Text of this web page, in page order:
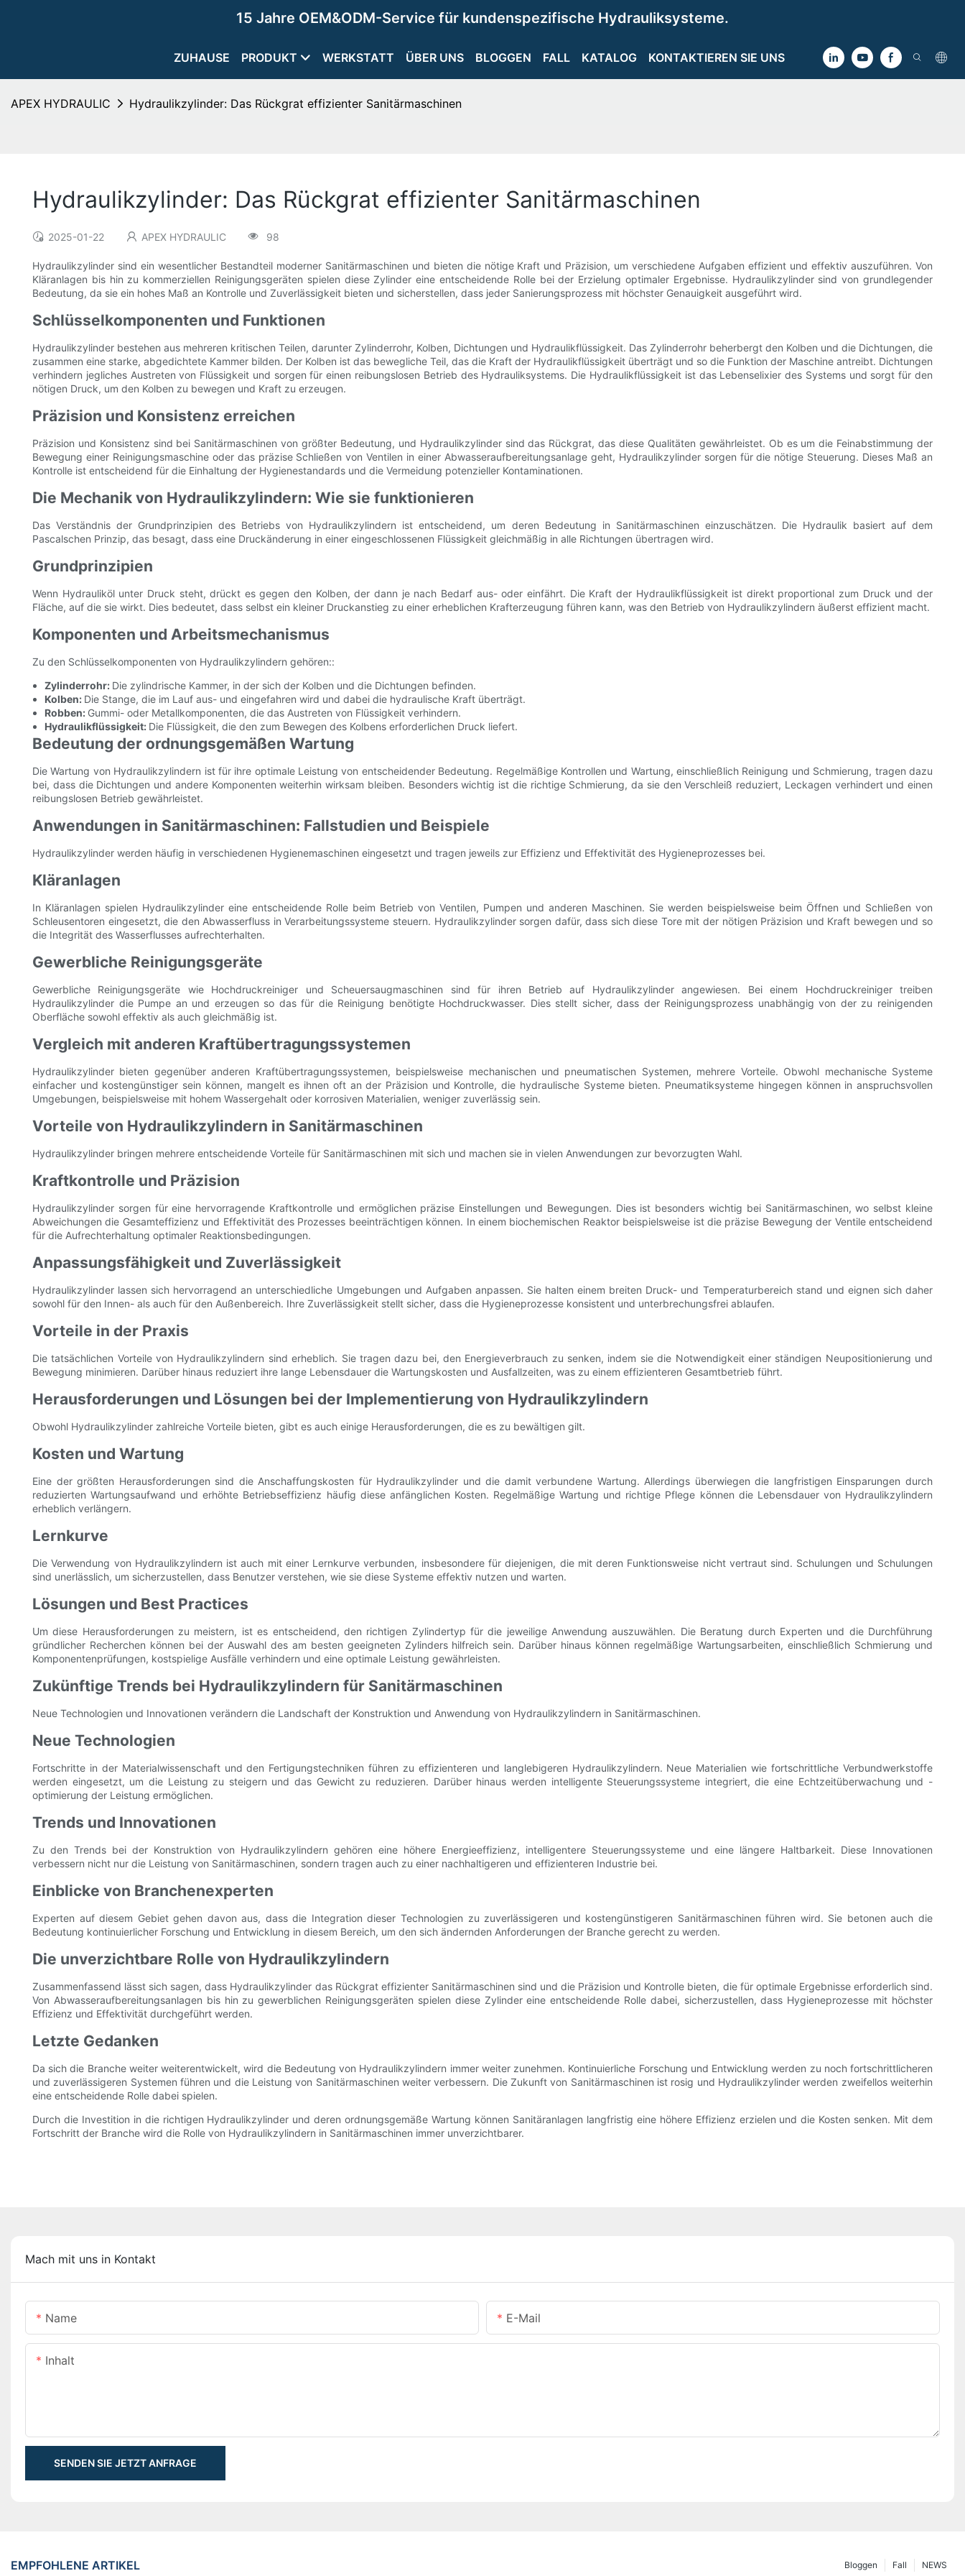
15 Jahre OEM&ODM-Service für kundenspezifische Hydrauliksysteme.
ZUHAUSE PRODUKT WERKSTATT ÜBER UNS BLOGGEN FALL KATALOG KONTAKTIEREN SIE UNS
APEX HYDRAULIC Hydraulikzylinder: Das Rückgrat effizienter Sanitärmaschinen
Hydraulikzylinder: Das Rückgrat effizienter Sanitärmaschinen
2025-01-22 APEX HYDRAULIC 98
Hydraulikzylinder sind ein wesentlicher Bestandteil moderner Sanitärmaschinen und bieten die nötige Kraft und Präzision, um verschiedene Aufgaben effizient und effektiv auszuführen. Von
Kläranlagen bis hin zu kommerziellen Reinigungsgeräten spielen diese Zylinder eine entscheidende Rolle bei der Erzielung optimaler Ergebnisse. Hydraulikzylinder sind von grundlegender
Bedeutung, da sie ein hohes Maß an Kontrolle und Zuverlässigkeit bieten und sicherstellen, dass jeder Sanierungsprozess mit höchster Genauigkeit ausgeführt wird.
Schlüsselkomponenten und Funktionen
Hydraulikzylinder bestehen aus mehreren kritischen Teilen, darunter Zylinderrohr, Kolben, Dichtungen und Hydraulikflüssigkeit. Das Zylinderrohr beherbergt den Kolben und die Dichtungen, die
zusammen eine starke, abgedichtete Kammer bilden. Der Kolben ist das bewegliche Teil, das die Kraft der Hydraulikflüssigkeit überträgt und so die Funktion der Maschine antreibt. Dichtungen
verhindern jegliches Austreten von Flüssigkeit und sorgen für einen reibungslosen Betrieb des Hydrauliksystems. Die Hydraulikflüssigkeit ist das Lebenselixier des Systems und sorgt für den
nötigen Druck, um den Kolben zu bewegen und Kraft zu erzeugen.
Präzision und Konsistenz erreichen
Präzision und Konsistenz sind bei Sanitärmaschinen von größter Bedeutung, und Hydraulikzylinder sind das Rückgrat, das diese Qualitäten gewährleistet. Ob es um die Feinabstimmung der
Bewegung einer Reinigungsmaschine oder das präzise Schließen von Ventilen in einer Abwasseraufbereitungsanlage geht, Hydraulikzylinder sorgen für die nötige Steuerung. Dieses Maß an
Kontrolle ist entscheidend für die Einhaltung der Hygienestandards und die Vermeidung potenzieller Kontaminationen.
Die Mechanik von Hydraulikzylindern: Wie sie funktionieren
Das Verständnis der Grundprinzipien des Betriebs von Hydraulikzylindern ist entscheidend, um deren Bedeutung in Sanitärmaschinen einzuschätzen. Die Hydraulik basiert auf dem
Pascalschen Prinzip, das besagt, dass eine Druckänderung in einer eingeschlossenen Flüssigkeit gleichmäßig in alle Richtungen übertragen wird.
Grundprinzipien
Wenn Hydrauliköl unter Druck steht, drückt es gegen den Kolben, der dann je nach Bedarf aus- oder einfährt. Die Kraft der Hydraulikflüssigkeit ist direkt proportional zum Druck und der
Fläche, auf die sie wirkt. Dies bedeutet, dass selbst ein kleiner Druckanstieg zu einer erheblichen Krafterzeugung führen kann, was den Betrieb von Hydraulikzylindern äußerst effizient macht.
Komponenten und Arbeitsmechanismus
Zu den Schlüsselkomponenten von Hydraulikzylindern gehören::
Zylinderrohr: Die zylindrische Kammer, in der sich der Kolben und die Dichtungen befinden.
Kolben: Die Stange, die im Lauf aus- und eingefahren wird und dabei die hydraulische Kraft überträgt.
Robben: Gummi- oder Metallkomponenten, die das Austreten von Flüssigkeit verhindern.
Hydraulikflüssigkeit: Die Flüssigkeit, die den zum Bewegen des Kolbens erforderlichen Druck liefert.
Bedeutung der ordnungsgemäßen Wartung
Die Wartung von Hydraulikzylindern ist für ihre optimale Leistung von entscheidender Bedeutung. Regelmäßige Kontrollen und Wartung, einschließlich Reinigung und Schmierung, tragen dazu
bei, dass die Dichtungen und andere Komponenten weiterhin wirksam bleiben. Besonders wichtig ist die richtige Schmierung, da sie den Verschleiß reduziert, Leckagen verhindert und einen
reibungslosen Betrieb gewährleistet.
Anwendungen in Sanitärmaschinen: Fallstudien und Beispiele
Hydraulikzylinder werden häufig in verschiedenen Hygienemaschinen eingesetzt und tragen jeweils zur Effizienz und Effektivität des Hygieneprozesses bei.
Kläranlagen
In Kläranlagen spielen Hydraulikzylinder eine entscheidende Rolle beim Betrieb von Ventilen, Pumpen und anderen Maschinen. Sie werden beispielsweise beim Öffnen und Schließen von
Schleusentoren eingesetzt, die den Abwasserfluss in Verarbeitungssysteme steuern. Hydraulikzylinder sorgen dafür, dass sich diese Tore mit der nötigen Präzision und Kraft bewegen und so
die Integrität des Wasserflusses aufrechterhalten.
Gewerbliche Reinigungsgeräte
Gewerbliche Reinigungsgeräte wie Hochdruckreiniger und Scheuersaugmaschinen sind für ihren Betrieb auf Hydraulikzylinder angewiesen. Bei einem Hochdruckreiniger treiben
Hydraulikzylinder die Pumpe an und erzeugen so das für die Reinigung benötigte Hochdruckwasser. Dies stellt sicher, dass der Reinigungsprozess unabhängig von der zu reinigenden
Oberfläche sowohl effektiv als auch gleichmäßig ist.
Vergleich mit anderen Kraftübertragungssystemen
Hydraulikzylinder bieten gegenüber anderen Kraftübertragungssystemen, beispielsweise mechanischen und pneumatischen Systemen, mehrere Vorteile. Obwohl mechanische Systeme
einfacher und kostengünstiger sein können, mangelt es ihnen oft an der Präzision und Kontrolle, die hydraulische Systeme bieten. Pneumatiksysteme hingegen können in anspruchsvollen
Umgebungen, beispielsweise mit hohem Wassergehalt oder korrosiven Materialien, weniger zuverlässig sein.
Vorteile von Hydraulikzylindern in Sanitärmaschinen
Hydraulikzylinder bringen mehrere entscheidende Vorteile für Sanitärmaschinen mit sich und machen sie in vielen Anwendungen zur bevorzugten Wahl.
Kraftkontrolle und Präzision
Hydraulikzylinder sorgen für eine hervorragende Kraftkontrolle und ermöglichen präzise Einstellungen und Bewegungen. Dies ist besonders wichtig bei Sanitärmaschinen, wo selbst kleine
Abweichungen die Gesamteffizienz und Effektivität des Prozesses beeinträchtigen können. In einem biochemischen Reaktor beispielsweise ist die präzise Bewegung der Ventile entscheidend
für die Aufrechterhaltung optimaler Reaktionsbedingungen.
Anpassungsfähigkeit und Zuverlässigkeit
Hydraulikzylinder lassen sich hervorragend an unterschiedliche Umgebungen und Aufgaben anpassen. Sie halten einem breiten Druck- und Temperaturbereich stand und eignen sich daher
sowohl für den Innen- als auch für den Außenbereich. Ihre Zuverlässigkeit stellt sicher, dass die Hygieneprozesse konsistent und unterbrechungsfrei ablaufen.
Vorteile in der Praxis
Die tatsächlichen Vorteile von Hydraulikzylindern sind erheblich. Sie tragen dazu bei, den Energieverbrauch zu senken, indem sie die Notwendigkeit einer ständigen Neupositionierung und
Bewegung minimieren. Darüber hinaus reduziert ihre lange Lebensdauer die Wartungskosten und Ausfallzeiten, was zu einem effizienteren Gesamtbetrieb führt.
Herausforderungen und Lösungen bei der Implementierung von Hydraulikzylindern
Obwohl Hydraulikzylinder zahlreiche Vorteile bieten, gibt es auch einige Herausforderungen, die es zu bewältigen gilt.
Kosten und Wartung
Eine der größten Herausforderungen sind die Anschaffungskosten für Hydraulikzylinder und die damit verbundene Wartung. Allerdings überwiegen die langfristigen Einsparungen durch
reduzierten Wartungsaufwand und erhöhte Betriebseffizienz häufig diese anfänglichen Kosten. Regelmäßige Wartung und richtige Pflege können die Lebensdauer von Hydraulikzylindern
erheblich verlängern.
Lernkurve
Die Verwendung von Hydraulikzylindern ist auch mit einer Lernkurve verbunden, insbesondere für diejenigen, die mit deren Funktionsweise nicht vertraut sind. Schulungen und Schulungen
sind unerlässlich, um sicherzustellen, dass Benutzer verstehen, wie sie diese Systeme effektiv nutzen und warten.
Lösungen und Best Practices
Um diese Herausforderungen zu meistern, ist es entscheidend, den richtigen Zylindertyp für die jeweilige Anwendung auszuwählen. Die Beratung durch Experten und die Durchführung
gründlicher Recherchen können bei der Auswahl des am besten geeigneten Zylinders hilfreich sein. Darüber hinaus können regelmäßige Wartungsarbeiten, einschließlich Schmierung und
Komponentenprüfungen, kostspielige Ausfälle verhindern und eine optimale Leistung gewährleisten.
Zukünftige Trends bei Hydraulikzylindern für Sanitärmaschinen
Neue Technologien und Innovationen verändern die Landschaft der Konstruktion und Anwendung von Hydraulikzylindern in Sanitärmaschinen.
Neue Technologien
Fortschritte in der Materialwissenschaft und den Fertigungstechniken führen zu effizienteren und langlebigeren Hydraulikzylindern. Neue Materialien wie fortschrittliche Verbundwerkstoffe
werden eingesetzt, um die Leistung zu steigern und das Gewicht zu reduzieren. Darüber hinaus werden intelligente Steuerungssysteme integriert, die eine Echtzeitüberwachung und -
optimierung der Leistung ermöglichen.
Trends und Innovationen
Zu den Trends bei der Konstruktion von Hydraulikzylindern gehören eine höhere Energieeffizienz, intelligentere Steuerungssysteme und eine längere Haltbarkeit. Diese Innovationen
verbessern nicht nur die Leistung von Sanitärmaschinen, sondern tragen auch zu einer nachhaltigeren und effizienteren Industrie bei.
Einblicke von Branchenexperten
Experten auf diesem Gebiet gehen davon aus, dass die Integration dieser Technologien zu zuverlässigeren und kostengünstigeren Sanitärmaschinen führen wird. Sie betonen auch die
Bedeutung kontinuierlicher Forschung und Entwicklung in diesem Bereich, um den sich ändernden Anforderungen der Branche gerecht zu werden.
Die unverzichtbare Rolle von Hydraulikzylindern
Zusammenfassend lässt sich sagen, dass Hydraulikzylinder das Rückgrat effizienter Sanitärmaschinen sind und die Präzision und Kontrolle bieten, die für optimale Ergebnisse erforderlich sind.
Von Abwasseraufbereitungsanlagen bis hin zu gewerblichen Reinigungsgeräten spielen diese Zylinder eine entscheidende Rolle dabei, sicherzustellen, dass Hygieneprozesse mit höchster
Effizienz und Effektivität durchgeführt werden.
Letzte Gedanken
Da sich die Branche weiter weiterentwickelt, wird die Bedeutung von Hydraulikzylindern immer weiter zunehmen. Kontinuierliche Forschung und Entwicklung werden zu noch fortschrittlicheren
und zuverlässigeren Systemen führen und die Leistung von Sanitärmaschinen weiter verbessern. Die Zukunft von Sanitärmaschinen ist rosig und Hydraulikzylinder werden zweifellos weiterhin
eine entscheidende Rolle dabei spielen.
Durch die Investition in die richtigen Hydraulikzylinder und deren ordnungsgemäße Wartung können Sanitäranlagen langfristig eine höhere Effizienz erzielen und die Kosten senken. Mit dem
Fortschritt der Branche wird die Rolle von Hydraulikzylindern in Sanitärmaschinen immer unverzichtbarer.
Mach mit uns in Kontakt
Name E-Mail
Inhalt
SENDEN SIE JETZT ANFRAGE
EMPFOHLENE ARTIKEL NEWS
Fall
Bloggen